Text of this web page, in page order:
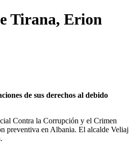
Tirana, Erion
de sus derechos al debido
Contra la Corrupción y el Crimen
preventiva en Albania. El alcalde Veliaj